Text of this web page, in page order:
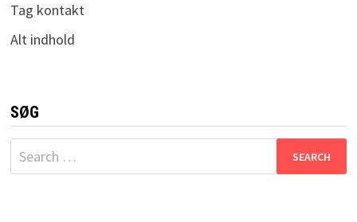
Tag kontakt
Alt indhold
SØG
Search
for: